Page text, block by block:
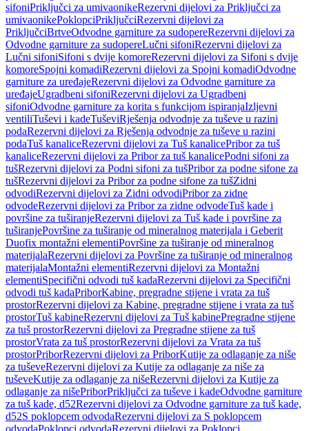
sifoniPriključci za umivaonikeRezervni dijelovi za Priključci za
umivaonikePoklopciPriključciRezervni dijelovi za
PriključciBrtveOdvodne garniture za sudopereRezervni dijelovi za
Odvodne garniture za sudopereLučni sifoniRezervni dijelovi za
Lučni sifoniSifoni s dvije komoreRezervni dijelovi za Sifoni s dvije
komoreSpojni komadiRezervni dijelovi za Spojni komadiOdvodne
garniture za uređajeRezervni dijelovi za Odvodne garniture za
uređajeUgradbeni sifoniRezervni dijelovi za Ugradbeni
sifoniOdvodne garniture za korita s funkcijom ispiranjaIzljevni
ventiliTuševi i kadeTuševiRješenja odvodnje za tuševe u razini
podaRezervni dijelovi za Rješenja odvodnje za tuševe u razini
podaTuš kanaliceRezervni dijelovi za Tuš kanalicePribor za tuš
kanaliceRezervni dijelovi za Pribor za tuš kanalicePodni sifoni za
tušRezervni dijelovi za Podni sifoni za tušPribor za podne sifone za
tušRezervni dijelovi za Pribor za podne sifone za tušZidni
odvodiRezervni dijelovi za Zidni odvodiPribor za zidne
odvodeRezervni dijelovi za Pribor za zidne odvodeTuš kade i
površine za tuširanjeRezervni dijelovi za Tuš kade i površine za
tuširanjePovršine za tuširanje od mineralnog materijala i Geberit
Duofix montažni elementiPovršine za tuširanje od mineralnog
materijalaRezervni dijelovi za Površine za tuširanje od mineralnog
materijalaMontažni elementiRezervni dijelovi za Montažni
elementiSpecifični odvodi tuš kadaRezervni dijelovi za Specifični
odvodi tuš kadaPriborKabine, pregradne stijene i vrata za tuš
prostorRezervni dijelovi za Kabine, pregradne stijene i vrata za tuš
prostorTuš kabineRezervni dijelovi za Tuš kabinePregradne stijene
za tuš prostorRezervni dijelovi za Pregradne stijene za tuš
prostorVrata za tuš prostorRezervni dijelovi za Vrata za tuš
prostorPriborRezervni dijelovi za PriborKutije za odlaganje za niše
za tuševeRezervni dijelovi za Kutije za odlaganje za niše za
tuševeKutije za odlaganje za nišeRezervni dijelovi za Kutije za
odlaganje za nišePriborPriključci za tuševe i kadeOdvodne garniture
za tuš kade, d52Rezervni dijelovi za Odvodne garniture za tuš kade,
d52S poklopcem odvodaRezervni dijelovi za S poklopcem
odvodaPoklopci odvodaRezervni dijelovi za Poklopci